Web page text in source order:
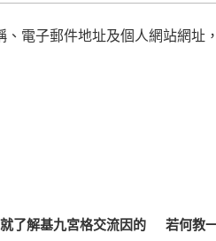
、電子郵件地址及個人網站網址
了解基九宮格交流因的
若何教